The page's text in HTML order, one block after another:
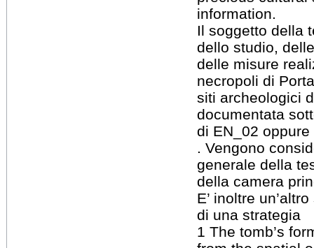
information.
Il soggetto della
dello studio,
delle misure
necropoli di
siti archeologici
documentata
di EN_02 oppure
. Vengono
generale della
della camera
E’ inoltre
di una strategia
1 The tomb’s